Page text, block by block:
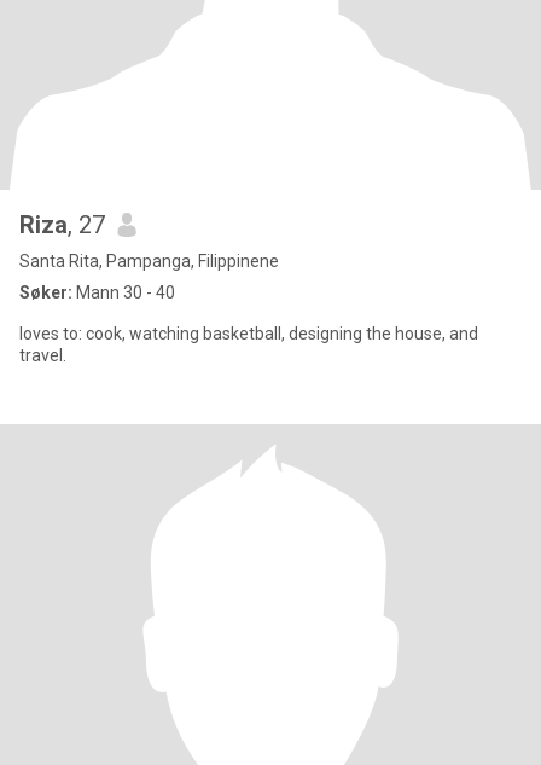
Riza, 27
Santa Rita, Pampanga, Filippinene
Søker: Mann 30 - 40
loves to: cook, watching basketball, designing the house, and
travel.